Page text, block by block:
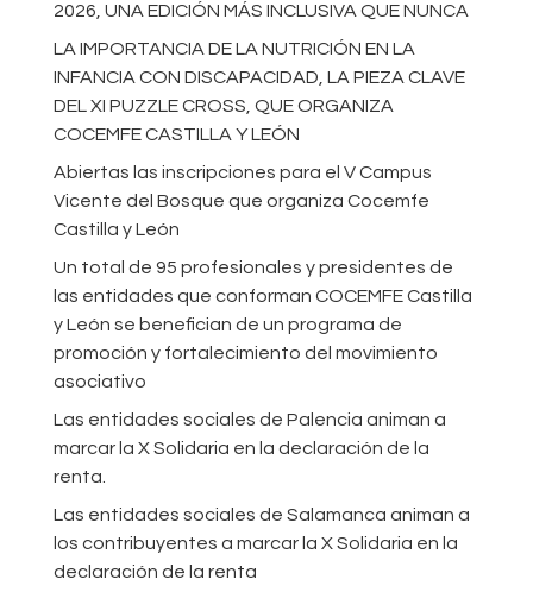
2026, UNA EDICIÓN MÁS INCLUSIVA QUE NUNCA
LA IMPORTANCIA DE LA NUTRICIÓN EN LA
INFANCIA CON DISCAPACIDAD, LA PIEZA CLAVE
DEL XI PUZZLE CROSS, QUE ORGANIZA
COCEMFE CASTILLA Y LEÓN
Abiertas las inscripciones para el V Campus
Vicente del Bosque que organiza Cocemfe
Castilla y León
Un total de 95 profesionales y presidentes de
las entidades que conforman COCEMFE Castilla
y León se benefician de un programa de
promoción y fortalecimiento del movimiento
asociativo
Las entidades sociales de Palencia animan a
marcar la X Solidaria en la declaración de la
renta.
Las entidades sociales de Salamanca animan a
los contribuyentes a marcar la X Solidaria en la
declaración de la renta